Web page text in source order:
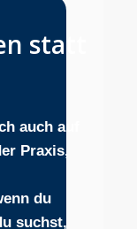
statt
auch auf
Praxis,
du
suchst,